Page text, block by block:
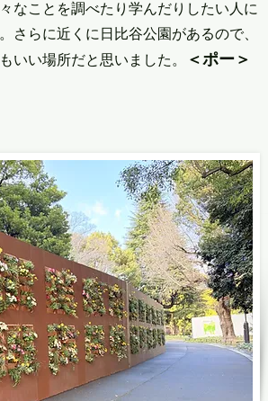
なことを調べたり学んだりしたい人に
さらに近くに日比谷公園があるので、
いい場所だと思いました。
＜ポー＞